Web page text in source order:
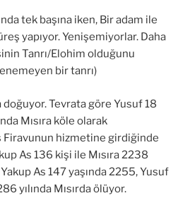
tek başına iken, Bir adam ile
yapıyor. Yenişemiyorlar. Daha
Tanrı/Elohim olduğunu
bir tanrı)
doğuyor. Tevrata göre Yusuf 18
Mısıra köle olarak
Firavunun hizmetine girdiğinde
As 136 kişi ile Mısıra 2238
As 147 yaşında 2255, Yusuf
yılında Mısırda ölüyor.